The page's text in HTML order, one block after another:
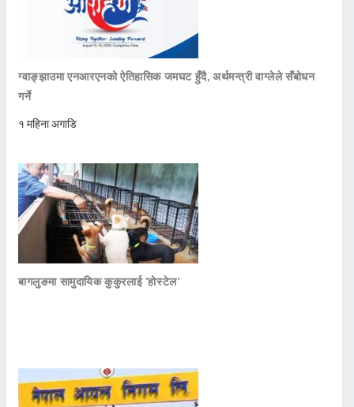
ग्वाङ्झाउमा एनआरएनको ऐतिहासिक जमघट हुँदै, अर्थमन्त्री वाग्लेले सँबोधन
गर्ने
१ महिना अगाडि
बागलुङमा सामुदायिक कुकुरलाई ‘होस्टेल’